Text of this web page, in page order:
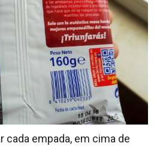
cada empada, em cima de